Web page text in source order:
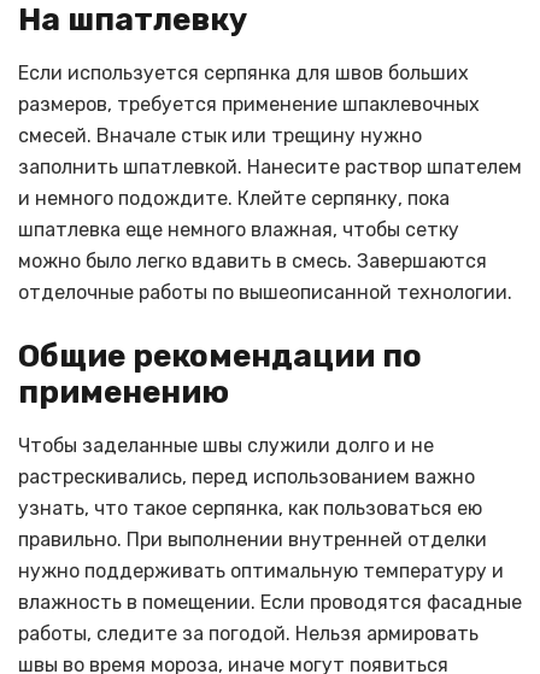
На шпатлевку
Если используется серпянка для швов больших
размеров, требуется применение шпаклевочных
смесей. Вначале стык или трещину нужно
заполнить шпатлевкой. Нанесите раствор шпателем
и немного подождите. Клейте серпянку, пока
шпатлевка еще немного влажная, чтобы сетку
можно было легко вдавить в смесь. Завершаются
отделочные работы по вышеописанной технологии.
Общие рекомендации по
применению
Чтобы заделанные швы служили долго и не
растрескивались, перед использованием важно
узнать, что такое серпянка, как пользоваться ею
правильно. При выполнении внутренней отделки
нужно поддерживать оптимальную температуру и
влажность в помещении. Если проводятся фасадные
работы, следите за погодой. Нельзя армировать
швы во время мороза, иначе могут появиться